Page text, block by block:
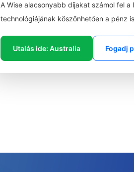
A Wise alacsonyabb díjakat számol fel
technológiájának köszönhetően a pénz
Utalás ide: Australia Fogadj